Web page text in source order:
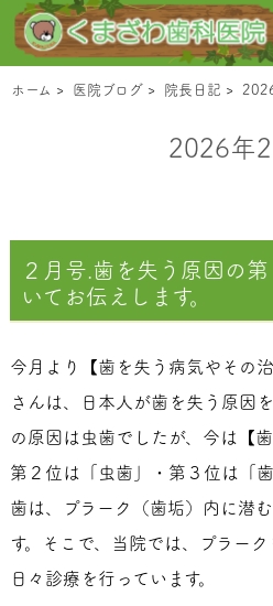
ホーム > 医院ブログ > 院長日記 >
2026年
２月号.歯を失う原因の
いてお伝えします。
今月より【歯を失う病気やその
さんは、日本人が歯を失う原因
の原因は虫歯でしたが、今は【
第２位は「虫歯」・第３位は「
歯は、プラーク（歯垢）内に潜
す。そこで、当院では、プラー
日々診療を行っています。